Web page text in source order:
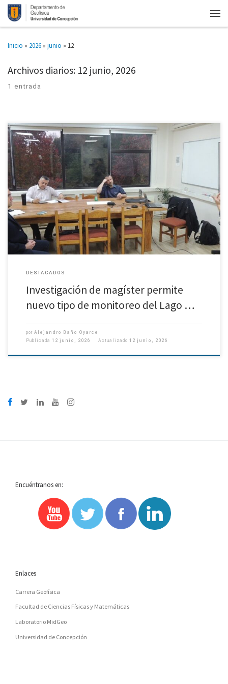
Inicio » 2026 » junio » 12
Archivos diarios: 12 junio, 2026
1 entrada
Uno de los principales resultados obtenidos por el geofísico Oscar Cartes
Esquivel, en su investigación para obtener el grado del Magíster en
Geofísica de la UdeC, es una metodología capaz […]
DESTACADOS
Investigación de magíster permite
nuevo tipo de monitoreo del Lago …
por Alejandro Baño Oyarce
Publicada 12 junio, 2026 Actualizado 12 junio, 2026
Encuéntranos en:
Enlaces
Carrera Geofísica
Facultad de Ciencias Físicas y Matemáticas
Laboratorio MidGeo
Universidad de Concepción